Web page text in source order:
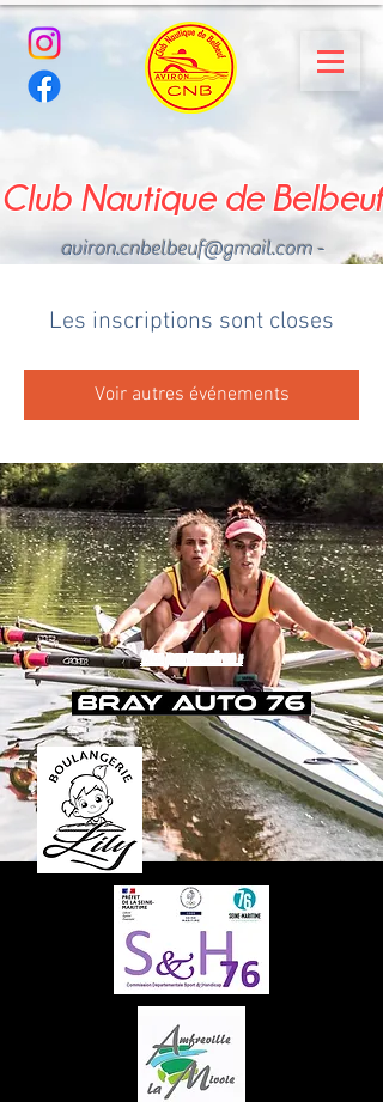
Club Nautique de Belbeuf
aviron.cnbelbeuf@gmail.com-
Les inscriptions sont closes
Voir autres événements
Nos partenaires :